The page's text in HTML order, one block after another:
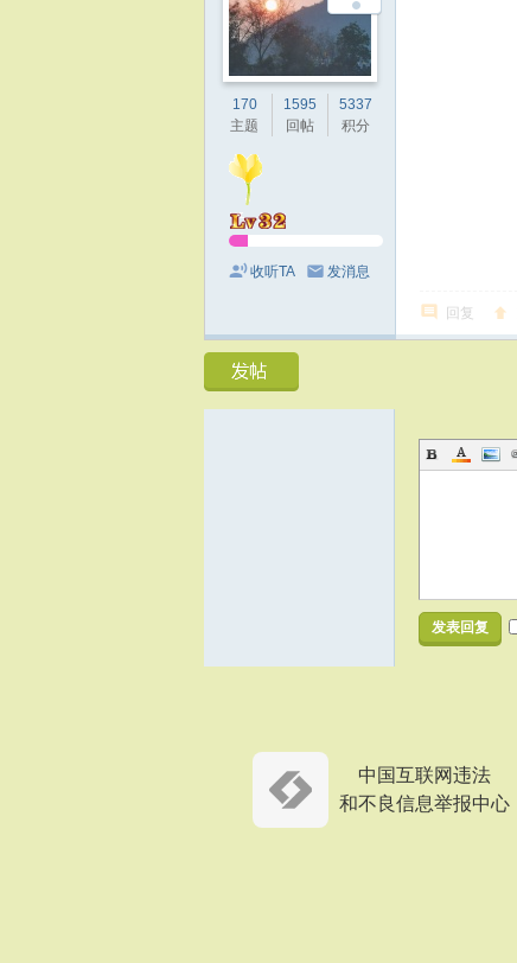
170
主题
1595
回帖
5337
积分
收听TA 发消息
回复
发表回复
中国互联网违法
和不良信息举报中心